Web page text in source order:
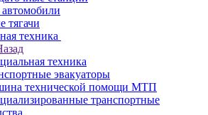
тягачи
техника
техника
эвакуаторы
технической помощи МТП
транспортные